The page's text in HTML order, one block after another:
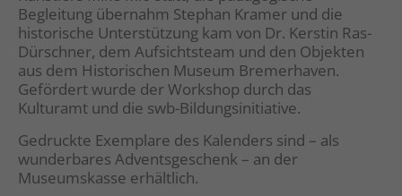
Begleitung übernahm Stephan Kramer und die
historische Unterstützung kam von Dr. Kerstin Ras-
Dürschner, dem Aufsichtsteam und den Objekten
aus dem Historischen Museum Bremerhaven.
Gefördert wurde der Workshop durch das
Kulturamt und die swb-Bildungsinitiative.
Gedruckte Exemplare des Kalenders sind – als
wunderbares Adventsgeschenk – an der
Museumskasse erhältlich.